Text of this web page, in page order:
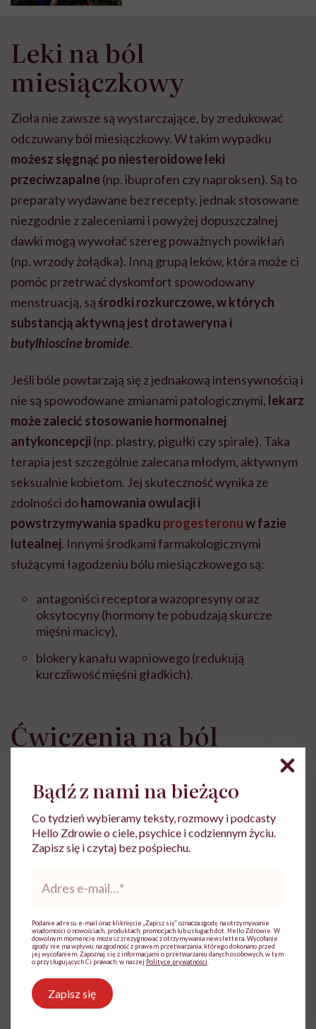
Leki na ból
miesiączkowy
Zioła nie zawsze są wystarczające, by zredukować
odczuwany ból miesiączkowy. W takim wypadku
możesz sięgnąć po niesteroidowe leki
przeciwzapalne(np. ibuprofen czy naproksen). Są to
preparaty wydawane bez recepty, jednak stosowane
niezgodnie z zaleceniami i powyżej dopuszczalnej
dawki mogą wywołać szereg poważnych powikłań
(np. wrzody żołądka). Inną grupą leków, która może ci
pomóc przetrwać dyskomfort spowodowany
menstruacją, sąśrodki rozkurczowe, w których
substancją aktywną jest drotaweryna i
butylhioscine bromide.
Jeśli bóle powtarzają się z jednakową intensywnością i
nie są spowodowane zmianami patologicznymi, lekarz
może zalecić stosowanie hormonalnej
antykoncepcji (np. plastry, pigułki czy spirale). Taka
terapia jest szczególnie zalecana młodym, aktywnym
seksualnie kobietom. Jej skuteczność wynika ze
zdolności dohamowania owulacji i
powstrzymywania spadku progesteronuw fazie
lutealnej. Innymi środkami farmakologicznymi
służącymi łagodzeniu bólu miesiączkowego są:
antagoniści receptora wazopresyny oraz
oksytocyny(hormony te pobudzają skurcze
mięśni macicy),
blokery kanału wapniowego (redukują
kurczliwość mięśni gładkich).
Ćwiczenia na ból
Ćwiczenia i fizjoterapia mogą zredukować odczuwany
ból miesiączkowy.Samodzielnie możesz w domu
wykonywać:
brzucha, bioder – naprzemienne napinane i
rozciąganie mięśni brzucha i miednicy,
ćwiczenia relaksacyjne (w tym joga).
Podchodź jednak do ćwiczeń z rozwagą.
Bądź z nami na bieżąco
Co tydzień wybieramy teksty, rozmowy i podcasty
Hello Zdrowie o ciele, psychice i codziennym życiu.
Zapisz się i czytaj bez pośpiechu.
*
Podanie adresu e-mail oraz kliknięcie „Zapisz się” oznacza zgodę na otrzymywanie
wiadomości o nowościach, produktach, promocjach lub usługach dot. Hello Zdrowie. W
dowolnym momencie możesz zrezygnować z otrzymywania newslettera. Wycofanie
zgody nie ma wpływu na zgodność z prawem przetwarzania, którego dokonano przed
jej wycofaniem. Zapoznaj się z informacjami o przetwarzaniu danych osobowych, w tym
o przysługujących Ci prawach, w naszej Polityce prywatności
Zapisz się